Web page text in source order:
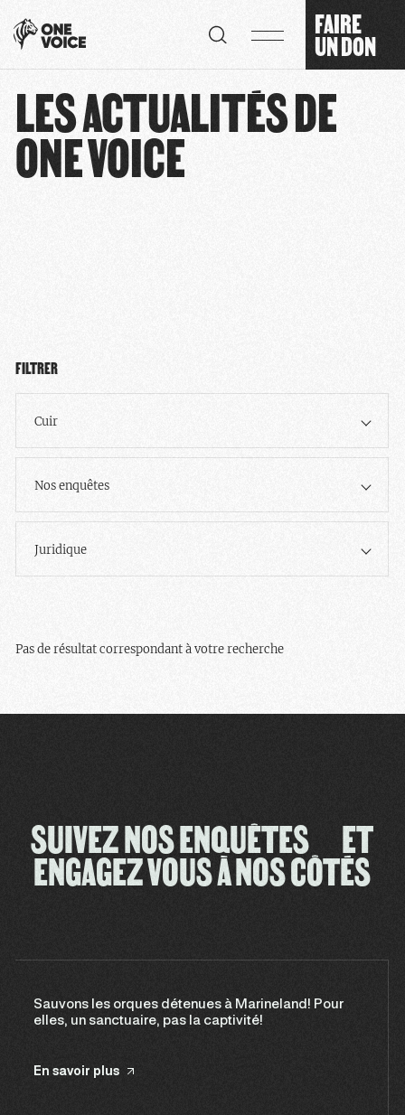
FAIRE
UN DON
LES ACTUALITÉS DE
ONE VOICE
FILTRER
Cuir
Nos enquêtes
Juridique
Pas de résultat correspondant à votre recherche
SUIVEZ NOS ENQUÊTES ET
ENGAGEZ VOUS À NOS CÔTÉS
Sauvons les orques détenues à Marineland! Pour
elles, un sanctuaire, pas la captivité!
En savoir plus